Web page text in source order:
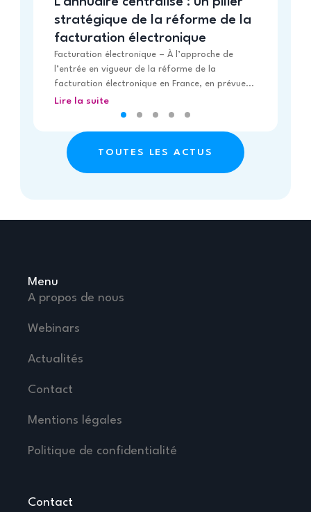
stratégique de la réforme de la
facturation électronique
Facturation électronique – À l’approche de
l’entrée en vigueur de la réforme de la
facturation électronique en France, en prévue...
Lire la suite
TOUTES LES ACTUS
Menu
A propos de nous
Webinars
Actualités
Contact
Mentions légales
Politique de confidentialité
Contact